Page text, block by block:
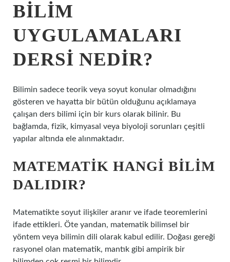
BILIM
UYGULAMALARI
DERSI NEDIR?
Bilimin sadece teorik veya soyut konular olmadığını
gösteren ve hayatta bir bütün olduğunu açıklamaya
çalışan ders bilimi için bir kurs olarak bilinir. Bu
bağlamda, fizik, kimyasal veya biyoloji sorunları çeşitli
yapılar altında ele alınmaktadır.
MATEMATIK HANGI BILIM
DALIDIR?
Matematikte soyut ilişkiler aranır ve ifade teoremlerini
ifade ettikleri. Öte yandan, matematik bilimsel bir
yöntem veya bilimin dili olarak kabul edilir. Doğası gereği
rasyonel olan matematik, mantık gibi ampirik bir